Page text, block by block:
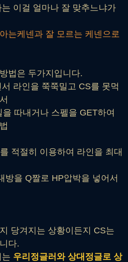
이걸 얼마나 잘 맞추느냐가
는케넨과 잘 모르는 케넨으로
법은 두가지입니다.
라인을 쭉쭉밀고 CS를 못먹
따내거나 스펠을 GET하여
적절히 이용하여 라인을 최대
방을 Q짤로 HP압박을 넣어서
당겨지는 상황이든지 CS는
다.
우리정글러와 상대정글로 상